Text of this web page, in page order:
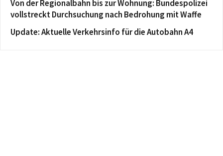
Von der Regionalbahn bis zur Wohnung: Bundespolizei
vollstreckt Durchsuchung nach Bedrohung mit Waffe
Update: Aktuelle Verkehrsinfo für die Autobahn A4